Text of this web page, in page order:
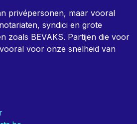
privépersonen, maar vooral
syndici en grote
zoals BEVAKS. Partijen die voor
voor onze snelheid van